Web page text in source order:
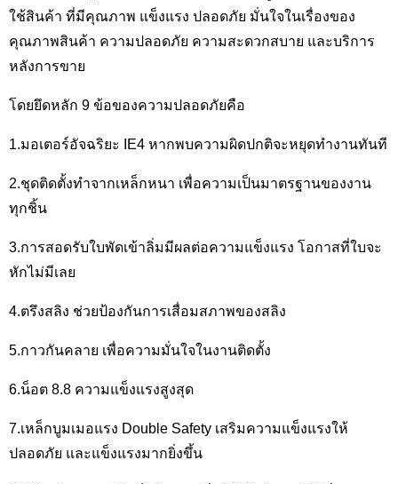
ใช้สินค้า ที่มีคุณภาพ แข็งแรง ปลอดภัย มั่นใจในเรื่องของ
คุณภาพสินค้า ความปลอดภัย ความสะดวกสบาย และบริการ
หลังการขาย
โดยยึดหลัก 9 ข้อของความปลอดภัยคือ
1.มอเตอร์อัจฉริยะ IE4 หากพบความผิดปกติจะหยุดทำงานทันที
2.ชุดติดตั้งทำจากเหล็กหนา เพื่อความเป็นมาตรฐานของงาน
ทุกชิ้น
3.การสอดรับใบพัดเข้าลิ่มมีผลต่อความแข็งแรง โอกาสที่ใบจะ
หักไม่มีเลย
4.ตรึงสลิง ช่วยป้องกันการเสื่อมสภาพของสลิง
5.กาวกันคลาย เพื่อความมั่นใจในงานติดตั้ง
6.น็อต 8.8 ความแข็งแรงสูงสุด
7.เหล็กบูมเมอแรง Double Safety เสริมความแข็งแรงให้
ปลอดภัย และแข็งแรงมากยิ่งขึ้น